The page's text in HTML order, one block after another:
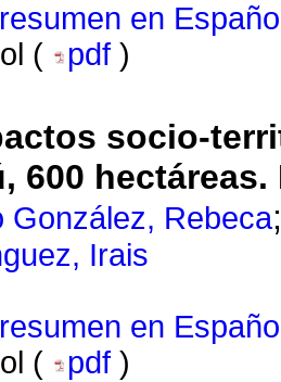
resumen en
(
pdf )
socio-
600
González, Rebeca
Irais
resumen en
(
pdf )